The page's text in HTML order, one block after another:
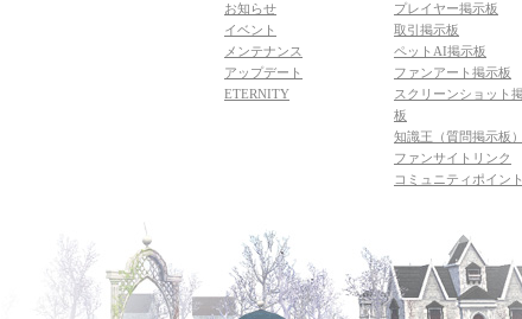
お知らせ
イベント
メンテナンス
アップデート
ETERNITY
プレイヤー掲示板
取引掲示板
ペットAI掲示板
ファンアート掲示板
スクリーンショット
板
知識王（質問掲示板）
ファンサイトリンク
コミュニティポイント